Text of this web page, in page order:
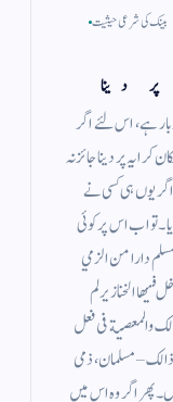
بینک کی شرعی حیثیت
دینا
ہے ، اس لئے اگر
پر دینا جائز نہ
یوں ہی کسی نے
۔ تو اب اس پر کوئی
دارا من الزمي
الخنازير لم
والمعصية فى فعل
– مسلمان ، ذمی
پھر اگر وہ اس میں